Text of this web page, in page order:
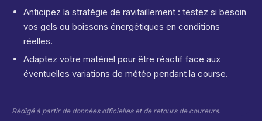
Anticipez la stratégie de ravitaillement : testez si besoin
vos gels ou boissons énergétiques en conditions
réelles.
Adaptez votre matériel pour être réactif face aux
éventuelles variations de météo pendant la course.
Rédigé à partir de données officielles et de retours de coureurs.